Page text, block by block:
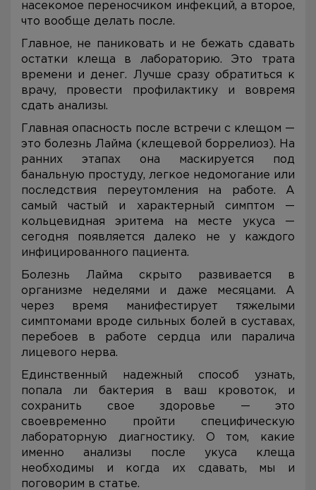
насекомое переносчиком инфекций, а второе,
что вообще делать после.
Главное, не паниковать и не бежать сдавать
остатки клеща в лабораторию. Это трата
времени и денег. Лучше сразу обратиться к
врачу, провести профилактику и вовремя
сдать анализы.
Главная опасность после встречи с клещом —
это болезнь Лайма (клещевой боррелиоз). На
ранних этапах она маскируется под
банальную простуду, легкое недомогание или
последствия переутомления на работе. А
самый частый и характерный симптом —
кольцевидная эритема на месте укуса —
сегодня появляется далеко не у каждого
инфицированного пациента.
Болезнь Лайма скрыто развивается в
организме неделями и даже месяцами. А
через время манифестирует тяжелыми
симптомами вроде сильных болей в суставах,
перебоев в работе сердца или паралича
лицевого нерва.
Единственный надежный способ узнать,
попала ли бактерия в ваш кровоток, и
сохранить свое здоровье — это
своевременно пройти специфическую
лабораторную диагностику. О том, какие
именно анализы после укуса клеща
необходимы и когда их сдавать, мы и
поговорим в статье.